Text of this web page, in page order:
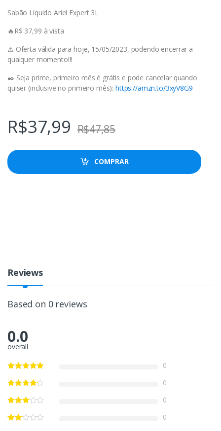
Sabão Líquido Ariel Expert 3L
🔥R$ 37,99 à vista
⚠️ Oferta válida para hoje, 15/05/2023, podendo encerrar a
qualquer momento!!!
✒️ Seja prime, primeiro mês é grátis e pode cancelar quando
quiser (inclusive no primeiro mês): https://amzn.to/3xyV8G9
R$37,99 R$47,85
COMPRAR
Reviews
Based on 0 reviews
0.0
overall
0
0
0
0